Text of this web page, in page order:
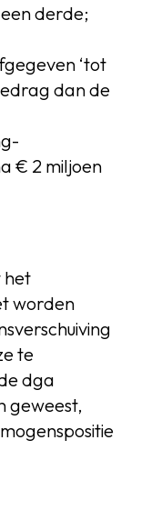
derde;
‘tot
dan de
€ 2 miljoen
het
worden
te
dga
geweest,